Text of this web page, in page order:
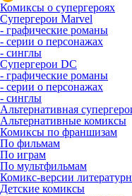
Комиксы о супергероях
Супергерои Marvel
- графические романы
- серии о персонажах
- синглы
Супергерои DC
- графические романы
- серии о персонажах
- синглы
Альтернативная
Альтернативные комиксы
Комиксы по франшизам
По фильмам
По играм
По мультфильмам
Комикс-версии
Детские комиксы